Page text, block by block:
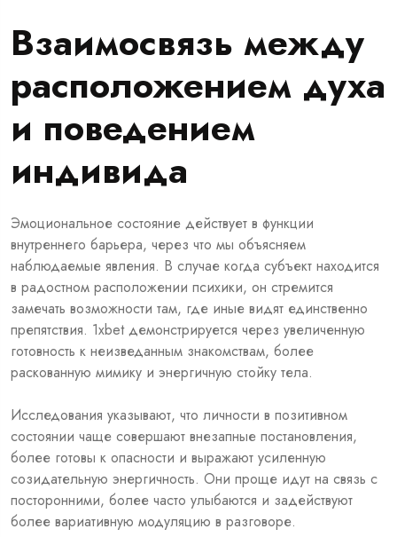
Взаимосвязь между
расположением духа
и поведением
индивида
Эмоциональное состояние действует в функции
внутреннего барьера, через что мы объясняем
наблюдаемые явления. В случае когда субъект находится
в радостном расположении психики, он стремится
замечать возможности там, где иные видят единственно
препятствия. 1xbet демонстрируется через увеличенную
готовность к неизведанным знакомствам, более
раскованную мимику и энергичную стойку тела.
Исследования указывают, что личности в позитивном
состоянии чаще совершают внезапные постановления,
более готовы к опасности и выражают усиленную
созидательную энергичность. Они проще идут на связь с
посторонними, более часто улыбаются и задействуют
более вариативную модуляцию в разговоре.